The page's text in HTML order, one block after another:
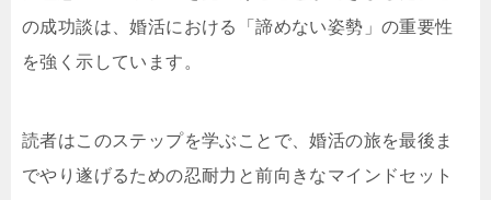
の成功談は、婚活における「諦めない姿勢」の重要性
を強く示しています。
読者はこのステップを学ぶことで、婚活の旅を最後ま
でやり遂げるための忍耐力と前向きなマインドセット